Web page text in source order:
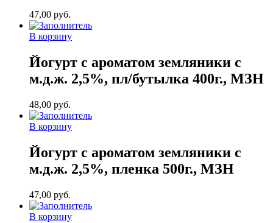
47,00 руб.
В корзину
Йогурт с ароматом земляники с
м.д.ж. 2,5%, пл/бутылка 400г., МЗН
48,00 руб.
В корзину
Йогурт с ароматом земляники с
м.д.ж. 2,5%, пленка 500г., МЗН
47,00 руб.
В корзину